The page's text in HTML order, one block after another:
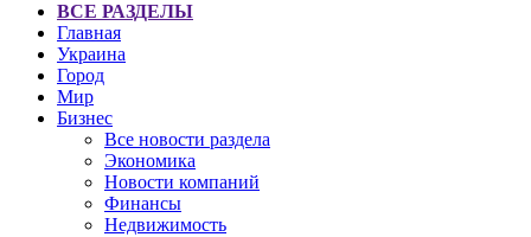
ВСЕ РАЗДЕЛЫ
Главная
Украина
Город
Мир
Бизнес
Все новости раздела
Экономика
Новости компаний
Финансы
Недвижимость